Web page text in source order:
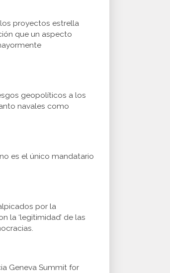
proyectos estrella
que un aspecto
geopolíticos a los
navales como
es el único mandatario
por la
la ‘legitimidad’ de las
Geneva Summit for